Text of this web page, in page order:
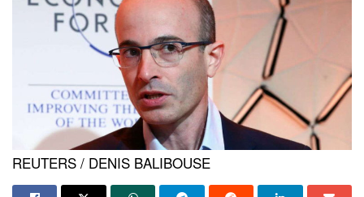
REUTERS / DENIS BALIBOUSE